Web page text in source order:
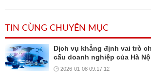
TIN CÙNG CHUYÊN MỤC
Dịch vụ khẳng định vai trò
cấu doanh nghiệp của Hà
2026-01-08 09:17:12